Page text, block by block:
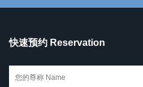
快速预约 Reservation